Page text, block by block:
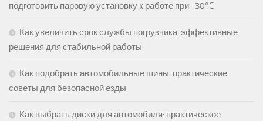
подготовить паровую установку к работе при -30°C
Как увеличить срок службы погрузчика: эффективные
решения для стабильной работы
Как подобрать автомобильные шины: практические
советы для безопасной езды
Как выбрать диски для автомобиля: практическое